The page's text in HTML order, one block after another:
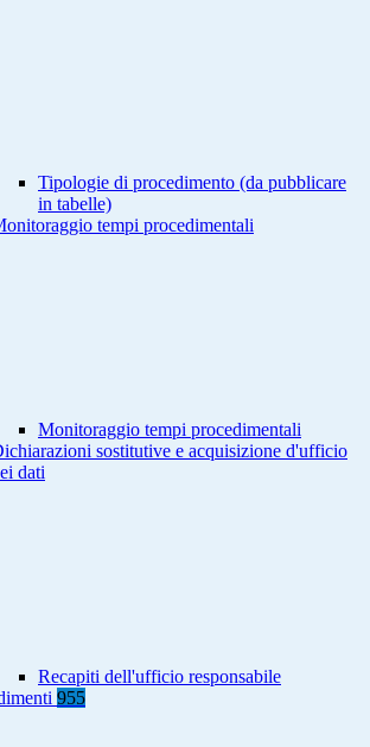
Tipologie di procedimento (da pubblicare
in tabelle)
tempi procedimentali
Monitoraggio tempi procedimentali
sostitutive e acquisizione d'ufficio
dati
Recapiti dell'ufficio responsabile
955